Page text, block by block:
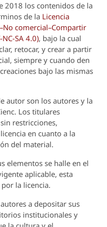
2018 los contenidos de la
de la Licencia
comercial–Compartir
SA 4.0), bajo la cual
retocar, y crear a partir
siempre y cuando den
bajo las mismas
autor son los autores y la
Los titulares
restricciones,
en cuanto a la
del material.
elementos se halle en el
aplicable, esta
la licencia.
a depositar sus
institucionales y